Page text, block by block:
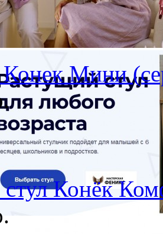
Конек Мини
Конёк